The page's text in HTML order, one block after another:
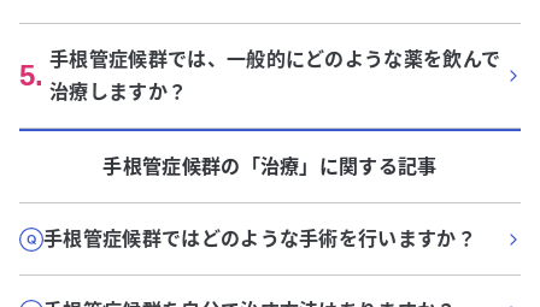
5. 手根管症候群では、一般的にどのような薬を飲んで
治療しますか？
手根管症候群の「治療」に関する記事
手根管症候群ではどのような手術を行いますか？